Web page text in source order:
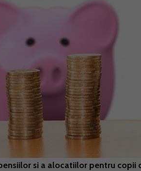
si a alocatiilor pentru copii